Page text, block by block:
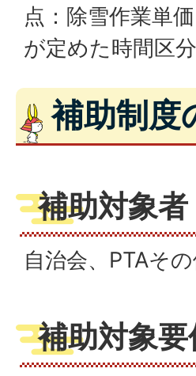
点：除雪作業単
が定めた時間区
補助制度
補助対象者
自治会、PTAそ
補助対象要